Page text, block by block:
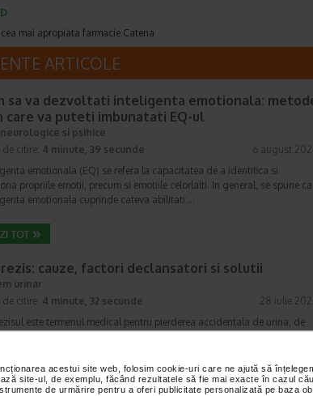
acestui site web, folosim cookie-uri care ne ajută să
site-ul, de exemplu, făcând rezultatele să fie mai exacte în cazul
de urmărire pentru a oferi publicitate personalizată pe baza
mai apropiata farmacie Catena
ARTICOLE
sa va dezvoltati inteligenta emotionala:
care va puteti imbunatati EQ-ul
si psihice
de citire: 4 minute, 39 secunde
6 august
emotionala (EQ) se refera la capacitatea de a identifica si
propriile emotii, precum si emotiile celorlalti. In general, se spune ca
emotionala cuprinde cateva abilitati:…
cauze, factori declansatori si solutii
urinar
de citire: 4 minute, 32 secunde
28 iulie
este termenul medical pentru pierderea accidentala de urina, de